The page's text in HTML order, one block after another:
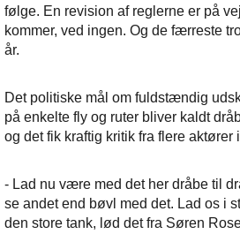
følge. En revision af reglerne er på
kommer, ved ingen. Og de færreste
år.
Det politiske mål om fuldstændig
på enkelte fly og ruter bliver kaldt
og det fik kraftig kritik fra flere aktører
- Lad nu være med det her dråbe til
se andet end bøvl med det. Lad os i
den store tank, lød det fra Søren